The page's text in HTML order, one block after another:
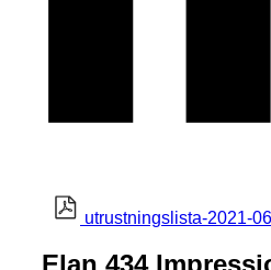
utrustningslista-2021-